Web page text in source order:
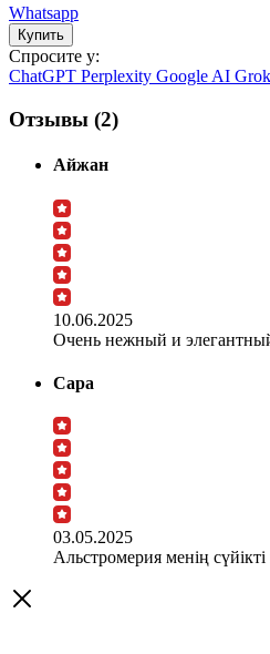
Whatsapp
Спросите у:
ChatGPT Perplexity Google AI Grok
Отзывы (2)
Айжан
10.06.2025
Очень нежный и элегантный
Сара
03.05.2025
Альстромерия менің сүйікті